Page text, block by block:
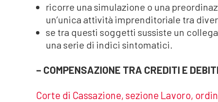
ricorre una simulazione o una
un’unica attività imprenditoriale tra
se tra questi soggetti sussiste un
una serie di indici sintomatici.
– COMPENSAZIONE TRA CREDITI E
Corte di Cassazione, sezione Lavoro,